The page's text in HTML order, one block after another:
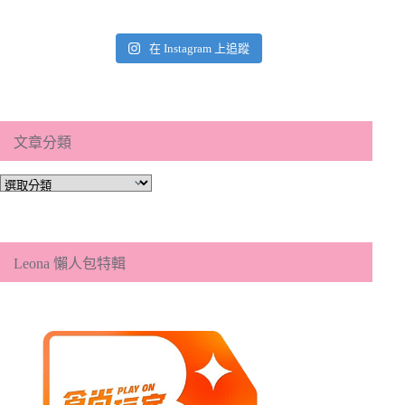
在 Instagram 上追蹤
文章分類
文
類
Leona 懶人包特輯